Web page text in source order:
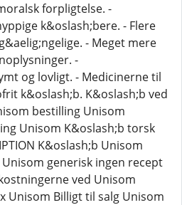
forpligtelse. -
k&oslash;bere. - Flere
- Meget mere
-
og lovligt. - Medicinerne til
k&oslash;b. K&oslash;b ved
bestilling Unisom
Unisom K&oslash;b torsk
K&oslash;b Unisom
generisk ingen recept
ved Unisom
Unisom Billigt til salg Unisom